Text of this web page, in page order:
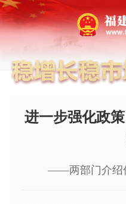
进一步强化政
——两部门介绍